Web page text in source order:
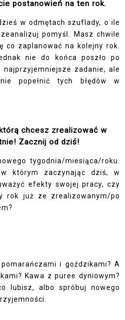
postanowień na ten rok.
w odmętach szuflady, o ile
pomyśl. Masz chwile
co zaplanować na kolejny rok.
nie do końca poszło po
zadanie, ale
popełnić tych błędów w
chcesz zrealizować w
Zacznij od dziś!
tygodnia/miesiąca/roku.
którym zaczynając dziś, w
efekty swojej pracy, czy
rok już ze zrealizowanym/po
i goździkami? A
Kawa z puree dyniowym?
lubisz, albo spróbuj nowego